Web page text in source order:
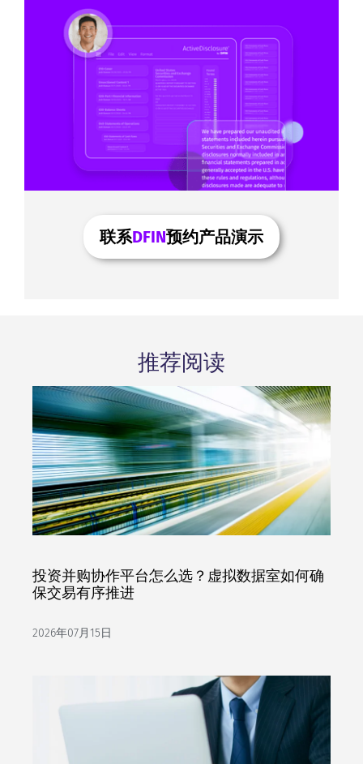
联系DFIN预约产品演示
推荐阅读
投资并购协作平台怎么选？虚拟数据室如何确
保交易有序推进
2026年07月15日